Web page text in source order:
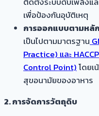
เพื่อป้องกันอุบัติเหตุ
การออกแบบตามหลั
เป็นไปตามมาตรฐาน
Practice) และ
Control Point)โดยเ
สุขอนามัยของอาหาร
2. การจัดการวัตถุดิบ